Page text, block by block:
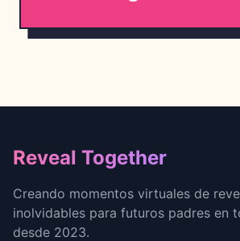
Footer
Reveal Together
Creando momentos virtuales de
inolvidables para futuros padres en
desde 2023.